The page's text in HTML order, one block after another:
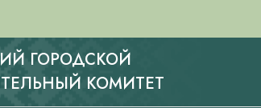
ГОРОДСКОЙ
КОМИТЕТ